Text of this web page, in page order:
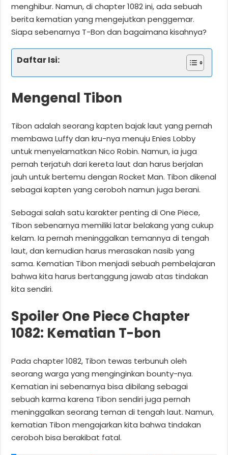
menghibur. Namun, di chapter 1082 ini, ada sebuah
berita kematian yang mengejutkan penggemar.
Siapa sebenarnya T-Bon dan bagaimana kisahnya?
Daftar Isi:
Mengenal Tibon
Tibon adalah seorang kapten bajak laut yang pernah
membawa Luffy dan kru-nya menuju Enies Lobby
untuk menyelamatkan Nico Robin. Namun, ia juga
pernah terjatuh dari kereta laut dan harus berjalan
jauh untuk bertemu dengan Rocket Man. Tibon dikenal
sebagai kapten yang ceroboh namun juga berani.
Sebagai salah satu karakter penting di One Piece,
Tibon sebenarnya memiliki latar belakang yang cukup
kelam. Ia pernah meninggalkan temannya di tengah
laut, dan kemudian harus merasakan nasib yang
sama. Kematian Tibon menjadi sebuah pembelajaran
bahwa kita harus bertanggung jawab atas tindakan
kita sendiri.
Spoiler One Piece Chapter
1082: Kematian T-bon
Pada chapter 1082, Tibon tewas terbunuh oleh
seorang warga yang menginginkan bounty-nya.
Kematian ini sebenarnya bisa dibilang sebagai
sebuah karma karena Tibon sendiri juga pernah
meninggalkan seorang teman di tengah laut. Namun,
kematian Tibon mengajarkan kita bahwa tindakan
ceroboh bisa berakibat fatal.